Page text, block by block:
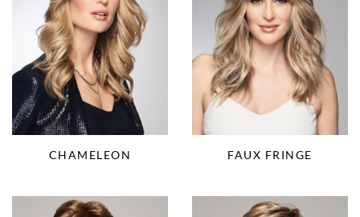
CHAMELEON FAUX FRINGE